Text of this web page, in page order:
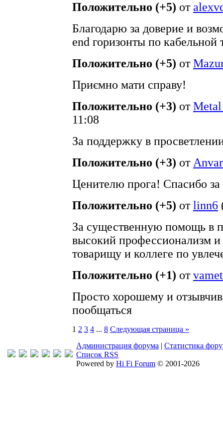
Положительно (+5) от
Благодарю за доверие и
end горизонты по кабельной
Положительно (+5) от
Приємно мати справу!
Положительно (+3) от
11:08
За поддержку в
Положительно (+3) от Anvar
Ценителю прога! Спасибо
Положительно (+5) отlinn6
За существенную помощь в
высокий профессионализм
товарищу и коллеге по
Положительно (+1) от
Просто хорошему и
пообщаться
1 2 3 4 ... 8 Следующая страница »
Администрация форума | Статистика
Список RSS
Powered by Hi Fi Forum © 2001-2026